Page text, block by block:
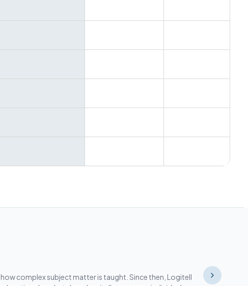
complex subject matter is taught. Since then, Logitell